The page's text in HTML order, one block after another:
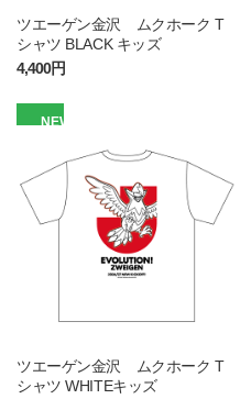
ツエーゲン金沢 ムクホーク T
シャツ BLACK キッズ
4,400円
NEW
ツエーゲン金沢 ムクホーク T
シャツ WHITEキッズ